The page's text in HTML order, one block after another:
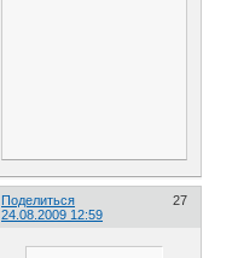
Поделиться
27
24.08.2009 12:59